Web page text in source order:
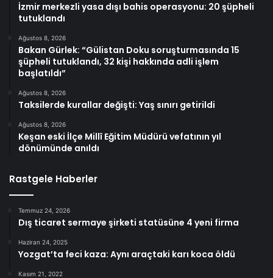
İzmir merkezli yasa dışı bahis operasyonu: 20 şüpheli
tutuklandı
Ağustos 8, 2026
Bakan Gürlek: “Gülistan Doku soruşturmasında 15
şüpheli tutuklandı, 32 kişi hakkında adli işlem
başlatıldı”
Ağustos 8, 2026
Taksilerde kurallar değişti: Yaş sınırı getirildi
Ağustos 8, 2026
Keşan eski İlçe Millî Eğitim Müdürü vefatının yıl
dönümünde anıldı
Rastgele Haberler
Temmuz 24, 2026
Dış ticaret sermaye şirketi statüsüne 4 yeni firma
Haziran 24, 2025
Yozgat’ta feci kaza: Aynı araçtaki karı koca öldü
Kasım 21, 2022